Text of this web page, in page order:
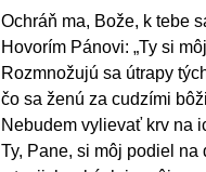
Ochráň ma, Bože, k tebe
Hovorím Pánovi: „Ty si
Rozmnožujú sa útrapy
čo sa ženú za cudzími
Nebudem vylievať krv na
Ty, Pane, si môj podiel